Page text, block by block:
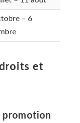
– 6
et
promotion